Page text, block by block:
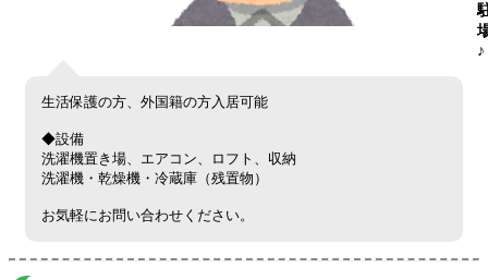
♪
生活保護の方、外国籍の方入居可能
◆設備
洗濯機置き場、エアコン、ロフト、収納
洗濯機・乾燥機・冷蔵庫（残置物）
お気軽にお問い合わせください。